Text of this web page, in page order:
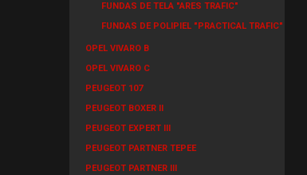
FUNDAS DE TELA "ARES TRAFIC"
FUNDAS DE POLIPIEL "PRACTICAL TRAFIC"
OPEL VIVARO B
OPEL VIVARO C
PEUGEOT 107
PEUGEOT BOXER II
PEUGEOT EXPERT III
PEUGEOT PARTNER TEPEE
PEUGEOT PARTNER III